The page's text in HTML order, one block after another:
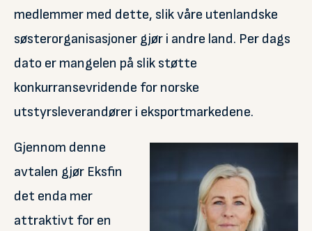
medlemmer med dette, slik våre utenlandske
søsterorganisasjoner gjør i andre land. Per dags
dato er mangelen på slik støtte
konkurransevridende for norske
utstyrsleverandører i eksportmarkedene.
Gjennom denne
avtalen gjør Eksfin
det enda mer
attraktivt for en